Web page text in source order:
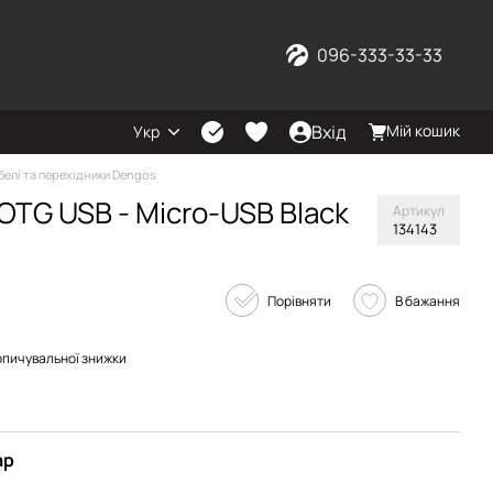
096-333-33-33
Укр Вхід Мій кошик
та перехідники Dengos
USB - Micro-USB Black Артикул
134143
Порівняти В бажання
знижки